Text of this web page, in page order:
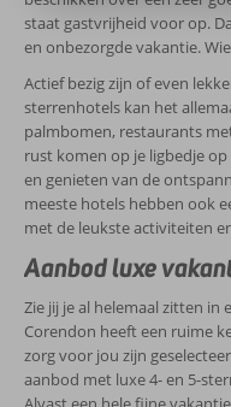
staat gastvrijheid voor op.
en onbezorgde vakantie.
Actief bezig zijn of even
sterrenhotels kan het
palmbomen, restaurants
rust komen op je ligbedje
en genieten van de
meeste hotels hebben ook
met de leukste activiteiten
Aanbod luxe
Zie jij je al helemaal zitten in
Corendon heeft een ruime
zorg voor jou zijn
aanbod met luxe 4- en 5-